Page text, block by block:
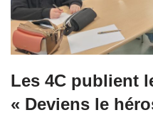
Les 4C publient
« Deviens le